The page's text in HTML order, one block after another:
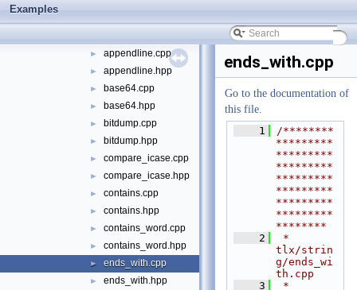
Examples
► appendline.cpp
► appendline.hpp
► base64.cpp
► base64.hpp
► bitdump.cpp
► bitdump.hpp
► compare_icase.cpp
► compare_icase.hpp
► contains.cpp
► contains.hpp
► contains_word.cpp
► contains_word.hpp
► ends_with.cpp
► ends_with.hpp
ends_with.cpp
Go to the documentation of
this file.
    1
/********
*********
*********
*********
*********
*********
*********
*********
********
    2
*
tlx/strin
g/ends_wi
th.cpp
    3
*